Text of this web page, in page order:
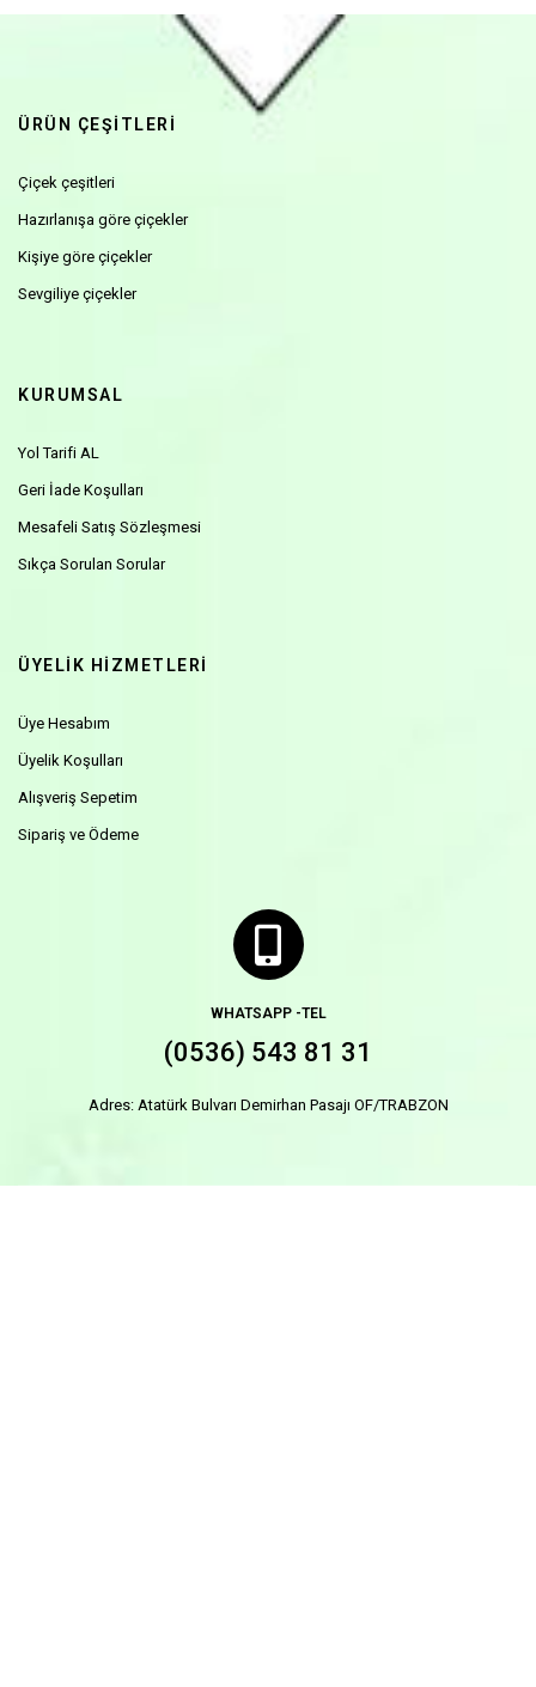
ÜRÜN ÇEŞİTLERİ
Çiçek çeşitleri
Hazırlanışa göre çiçekler
Kişiye göre çiçekler
Sevgiliye çiçekler
KURUMSAL
Yol Tarifi AL
Geri İade Koşulları
Mesafeli Satış Sözleşmesi
Sıkça Sorulan Sorular
ÜYELİK HİZMETLERİ
Üye Hesabım
Üyelik Koşulları
Alışveriş Sepetim
Sipariş ve Ödeme
WHATSAPP -TEL
(0536) 543 81 31
Adres: Atatürk Bulvarı Demirhan Pasajı OF/TRABZON